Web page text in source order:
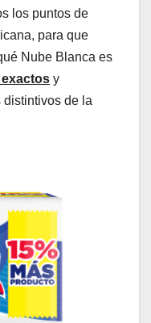
los puntos de
para que
Nube Blanca es
y
de la